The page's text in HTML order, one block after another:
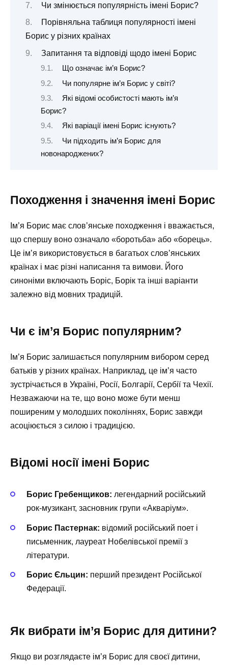
Чи змінюється популярність імені Борис?
Порівняльна таблиця популярності імені
Борис у різних країнах
Запитання та відповіді щодо імені Борис
Що означає ім’я Борис?
Чи популярне ім’я Борис у світі?
Які відомі особистості мають ім’я
Борис?
Які варіації імені Борис існують?
Чи підходить ім’я Борис для
новонароджених?
Походження і значення імені Борис
Ім’я Борис має слов’янське походження і вважається,
що спершу воно означало «боротьба» або «борець».
Це ім’я використовується в багатьох слов’янських
країнах і має різні написання та вимови. Його
синоніми включають Боріс, Борік та інші варіанти
залежно від мовних традицій.
Чи є ім’я Борис популярним?
Ім’я Борис залишається популярним вибором серед
батьків у різних країнах. Наприклад, це ім’я часто
зустрічається в Україні, Росії, Болгарії, Сербії та Чехії.
Незважаючи на те, що воно може бути менш
поширеним у молодших поколіннях, Борис завжди
асоціюється з силою і традицією.
Відомі носії імені Борис
Борис Гребенщиков: легендарний російський
рок-музикант, засновник групи «Акваріум».
Борис Пастернак: відомий російський поет і
письменник, лауреат Нобелівської премії з
літератури.
Борис Єльцин: перший президент Російської
Федерації.
Як вибрати ім’я Борис для дитини?
Якщо ви розглядаєте ім’я Борис для своєї дитини,